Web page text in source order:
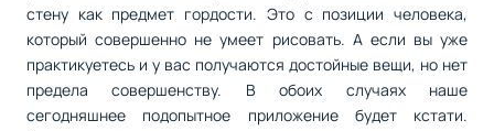
стену как предмет гордости. Это с позиции человека,
который совершенно не умеет рисовать. А если вы уже
практикуетесь и у вас получаются достойные вещи, но нет
предела совершенству. В обоих случаях наше
сегодняшнее подопытное приложение будет кстати.